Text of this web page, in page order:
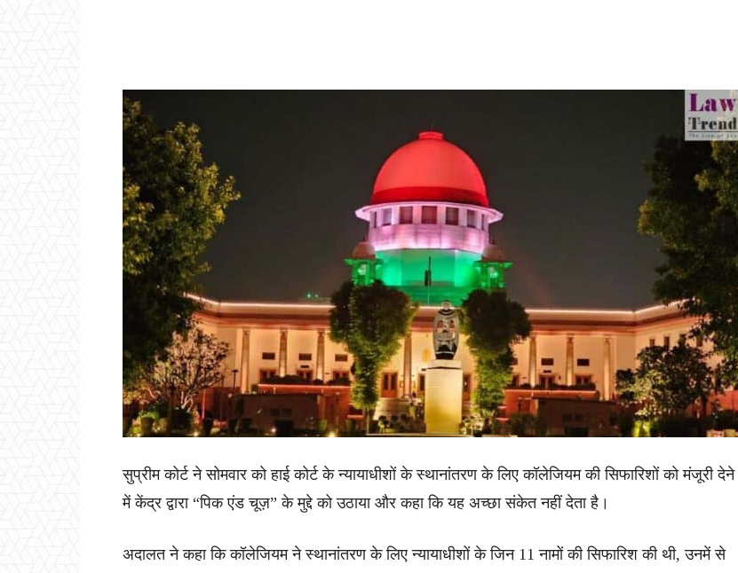
सुप्रीम कोर्ट ने सोमवार को हाई कोर्ट के न्यायाधीशों के स्थानांतरण के लिए कॉलेजियम की सिफारिशों को मंजूरी देने
में केंद्र द्वारा “पिक एंड चूज़” के मुद्दे को उठाया और कहा कि यह अच्छा संकेत नहीं देता है।
अदालत ने कहा कि कॉलेजियम ने स्थानांतरण के लिए न्यायाधीशों के जिन 11 नामों की सिफारिश की थी, उनमें से